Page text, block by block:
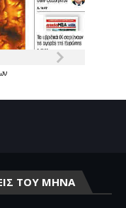
ΤΟΥ ΜΗΝΑ